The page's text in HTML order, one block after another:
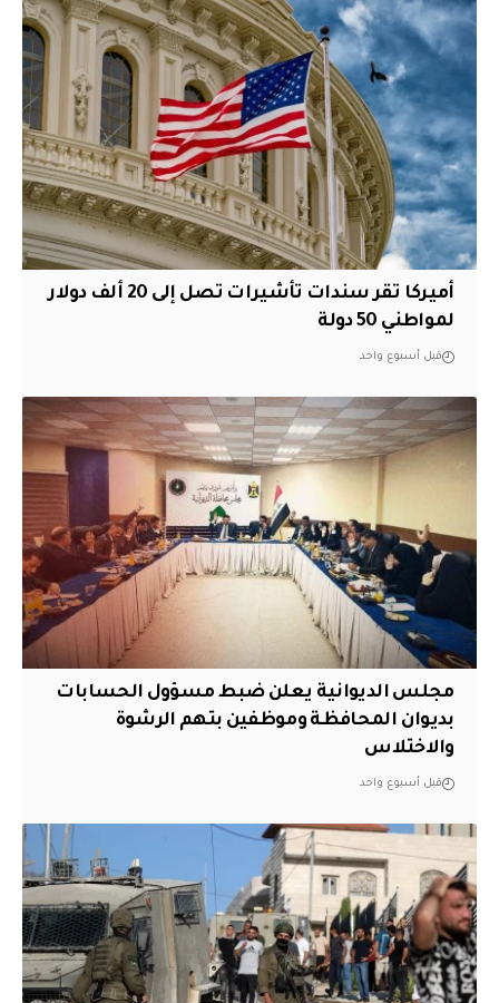
أميركا تقر سندات تأشيرات تصل إلى 20 ألف دولار
لمواطني 50 دولة
قبل أسبوع واحد
مجلس الديوانية يعلن ضبط مسؤول الحسابات
بديوان المحافظة وموظفين بتهم الرشوة
والاختلاس
قبل أسبوع واحد